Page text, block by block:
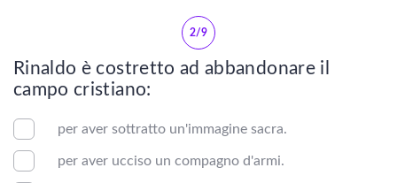
Psicologia e psicoanalisi
2/9
Rinaldo è costretto ad abbandonare il
campo cristiano:
per aver sottratto un'immagine sacra.
per aver ucciso un compagno d'armi.